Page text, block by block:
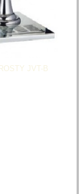
JVT-B